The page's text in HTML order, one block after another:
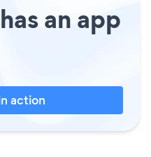
an app
action